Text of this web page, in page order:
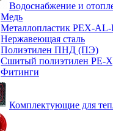
Водоснабжение и
Медь
Металлопластик PEX-AL-
Нержавеющая сталь
Полиэтилен ПНД (ПЭ)
Сшитый полиэтилен PE-
Фитинги
Комплектующие для